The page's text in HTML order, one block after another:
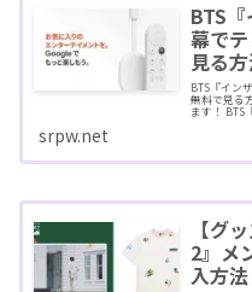
BTS
幕で
見る
BTS『イン
無料で見る
ます！ BTS
srpw.net
【グ
2』メ
入方法